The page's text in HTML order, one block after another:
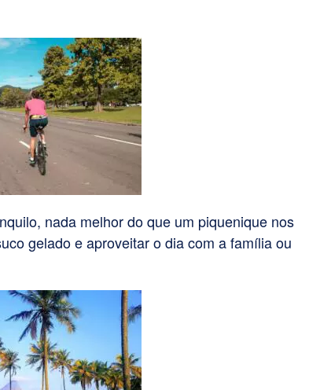
nada melhor do que um piquenique nos
gelado e aproveitar o dia com a família ou